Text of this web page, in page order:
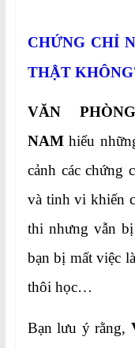
CHỨNG CHỈ
THẬT
VĂN
NAMhiểu
cảnh các chứng
và tinh vi khiến
thi nhưng vẫn
bạn bị mất việc
thôi học…
Bạn lưu ý rằng,